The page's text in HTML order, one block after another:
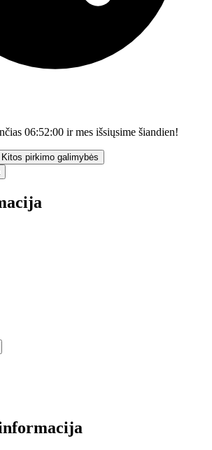
06:51:59 ir mes išsiųsime šiandien!
Kitos pirkimo galimybės